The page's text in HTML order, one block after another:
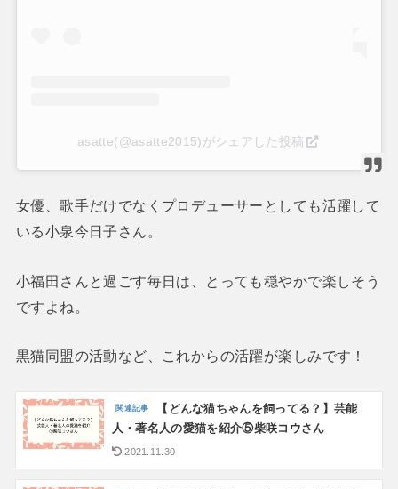
asatte(@asatte2015)がシェアした投稿
女優、歌手だけでなくプロデューサーとしても活躍して
いる小泉今日子さん。
小福田さんと過ごす毎日は、とっても穏やかで楽しそう
ですよね。
黒猫同盟の活動など、これからの活躍が楽しみです！
【どんな猫ちゃんを飼ってる？】芸能
人・著名人の愛猫を紹介⑤柴咲コウさん
2021.11.30